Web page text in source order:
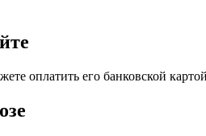
оплатить его банковской